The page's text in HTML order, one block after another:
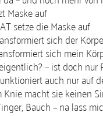
Maske auf
setze die Maske auf
sich der
sich mein
– ist doch nur
auch nur auf
Knie macht sie keinen
Bauch – na lass